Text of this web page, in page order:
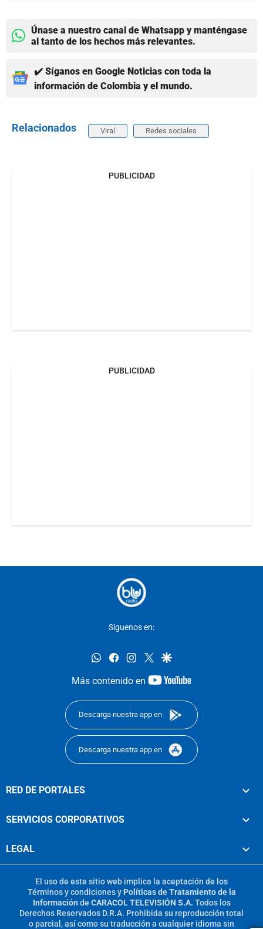
Únase a nuestro canal de Whatsapp y manténgase
al tanto de los hechos más relevantes.
✔️ Síganos en Google Noticias con toda la
información de Colombia y el mundo.
Relacionados Viral Redes sociales
PUBLICIDAD
PUBLICIDAD
Síguenos en:
whatsappfacebookinstagram
twittergoogle
Más contenido en
youtube-
Descarga nuestra app en
Descarga nuestra app en
RED DE PORTALES
SERVICIOS CORPORATIVOS
LEGAL
El uso de este sitio web implica la aceptación de los
Términos y condicionesy Políticas de Tratamiento de la
Información de CARACOL TELEVISIÓN S.A. Todos los
Derechos Reservados D.R.A. Prohibida su reproducción total
o parcial, así como su traducción a cualquier idioma sin